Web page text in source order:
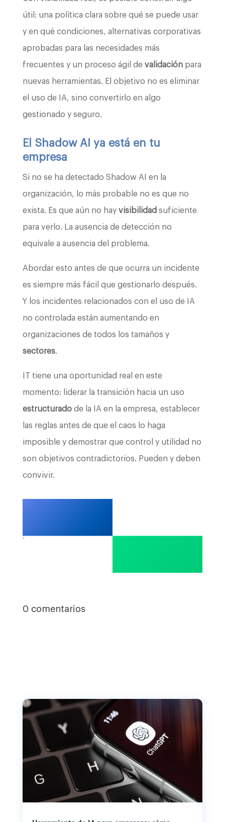
útil: una política clara sobre qué se puede usar
y en qué condiciones, alternativas corporativas
aprobadas para las necesidades más
frecuentes y un proceso ágil de validaciónpara
nuevas herramientas. El objetivo no es eliminar
el uso de IA, sino convertirlo en algo
gestionado y seguro.
El Shadow AI ya está en tu
empresa
Si no se ha detectado Shadow AI en la
organización, lo más probable no es que no
exista. Es que aún no hay visibilidad suficiente
para verlo. La ausencia de detección no
equivale a ausencia del problema.
Abordar esto antes de que ocurra un incidente
es siempre más fácil que gestionarlo después.
Y los incidentes relacionados con el uso de IA
no controlada están aumentando en
organizaciones de todos los tamaños y
sectores.
IT tiene una oportunidad real en este
momento: liderar la transición hacia un uso
estructuradode la IA en la empresa, establecer
las reglas antes de que el caos lo haga
imposible y demostrar que control y utilidad no
son objetivos contradictorios. Pueden y deben
convivir.
.
0 comentarios